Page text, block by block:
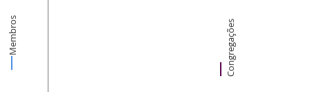
Membros Congregações